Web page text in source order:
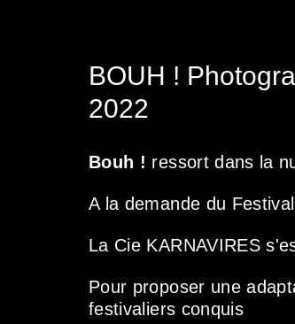
BOUH !
2022
Bouh ! ressort dans la
A la demande du
La Cie KARNAVIRES
Pour proposer une
festivaliers conquis